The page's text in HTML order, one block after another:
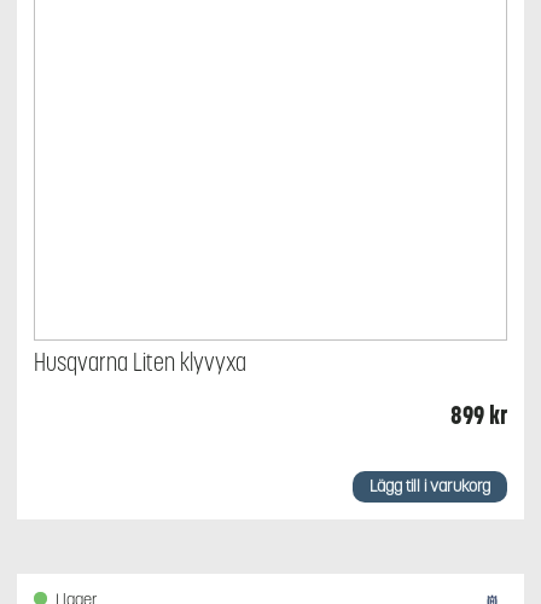
Husqvarna Liten klyvyxa
899kr
Lägg till i varukorg
I lager